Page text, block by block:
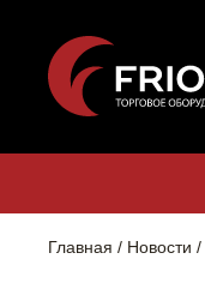
Главная Новости